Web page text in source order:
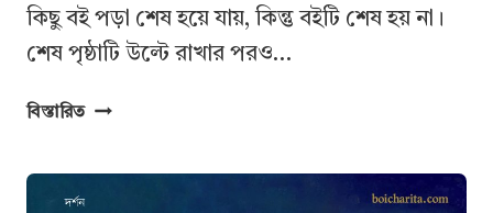
কিছু বই পড়া শেষ হয়ে যায়, কিন্তু বইটি শেষ হয় না।
শেষ পৃষ্ঠাটি উল্টে রাখার পরও…
বিস্তারিতএকজন